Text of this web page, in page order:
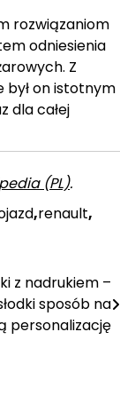
rozwiązaniom
odniesienia
Z
był on istotnym
dla całej
(PL).
,renault,
z nadrukiem –
sposób na
personalizację